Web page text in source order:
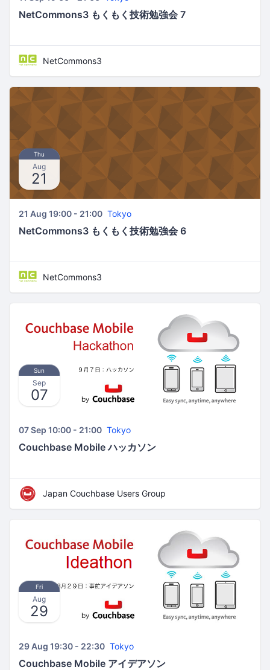
NetCommons3 もくもく技術勉強会 7
NetCommons3
Thu
Aug
21
21 Aug 19:00 - 21:00 Tokyo
NetCommons3 もくもく技術勉強会 6
NetCommons3
Sun
Sep
07
07 Sep 10:00 - 21:00 Tokyo
Couchbase Mobile ハッカソン
Japan Couchbase Users Group
Fri
Aug
29
29 Aug 19:30 - 22:30 Tokyo
Couchbase Mobile アイデアソン